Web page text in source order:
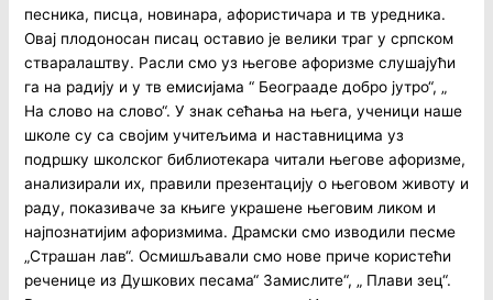
песника, писца, новинара, афористичара и тв уредника.
Овај плодоносан писац оставио је велики траг у српском
стваралаштву. Расли смо уз његове афоризме слушајући
га на радију и у тв емисијама “ Београаде добро јутро“, „
На слово на слово“. У знак сећања на њега, ученици наше
школе су са својим учитељима и наставницима уз
подршку школског библиотекара читали његове афоризме,
анализирали их, правили презентацију о његовом животу и
раду, показиваче за књиге украшене његовим ликом и
најпознатијим афоризмима. Драмски смо изводили песме
„Страшан лав“. Осмишљавали смо нове приче користећи
реченице из Душкових песама“ Замислите“, „ Плави зец“.